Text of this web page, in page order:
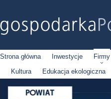
Strona główna Inwestycje Firmy
Kultura
Edukacja ekologiczna